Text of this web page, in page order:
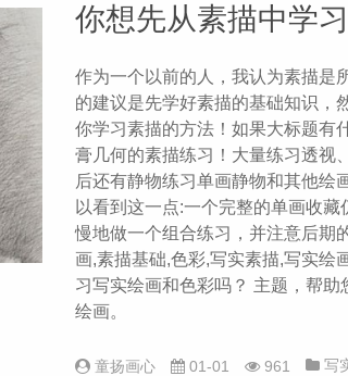
你想先从素描中学
作为一个以前的人，我认为素描是
的建议是先学好素描的基础知识，
你学习素描的方法！如果大标题有
膏几何的素描练习！大量练习透视
后还有静物练习单画静物和其他绘
以看到这一点:一个完整的单画收
慢地做一个组合练习，并注意后期
画,素描基础,色彩,写实素描,写实绘
习写实绘画和色彩吗？ 主题，帮
绘画。
童扬画心 01-01 961 写